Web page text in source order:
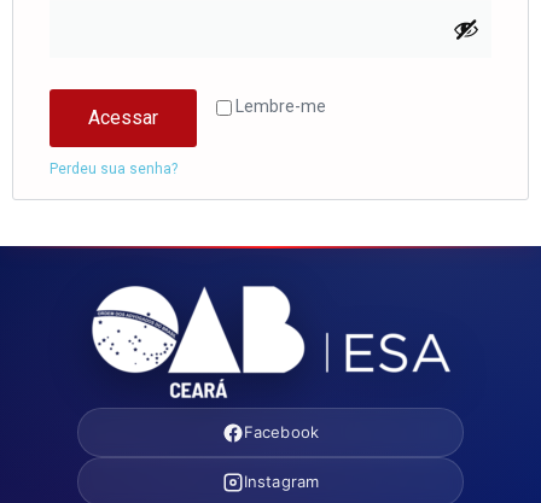
Lembre-me
Acessar
Perdeu sua senha?
Facebook
Instagram